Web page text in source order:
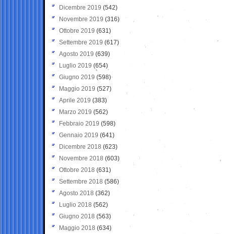
Dicembre 2019 (542)
Novembre 2019 (316)
Ottobre 2019 (631)
Settembre 2019 (617)
Agosto 2019 (639)
Luglio 2019 (654)
Giugno 2019 (598)
Maggio 2019 (527)
Aprile 2019 (383)
Marzo 2019 (562)
Febbraio 2019 (598)
Gennaio 2019 (641)
Dicembre 2018 (623)
Novembre 2018 (603)
Ottobre 2018 (631)
Settembre 2018 (586)
Agosto 2018 (362)
Luglio 2018 (562)
Giugno 2018 (563)
Maggio 2018 (634)